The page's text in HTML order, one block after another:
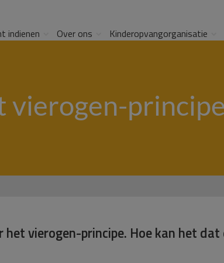
indienen Over ons Kinderopvangorganisatie
vierogen-
vierogen-principe. Hoe kan het dat